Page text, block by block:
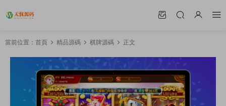
當前位置： 首頁 精品源碼 棋牌源碼 正文